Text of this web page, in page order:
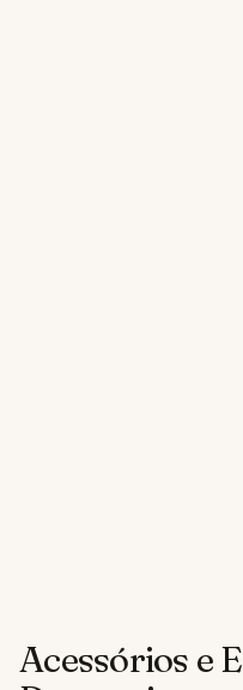
Acessórios e